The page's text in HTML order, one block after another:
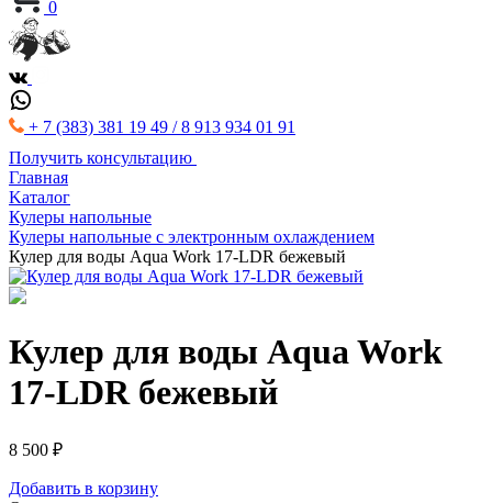
0
+ 7 (383) 381 19 49 / 8 913 934 01 91
Получить консультацию
Главная
Kаталог
Кулеры напольные
Кулеры напольные с электронным охлаждением
Кулер для воды Aqua Work 17-LDR бежевый
Кулер для воды Aqua Work
17-LDR бежевый
8 500 ₽
Добавить в корзину